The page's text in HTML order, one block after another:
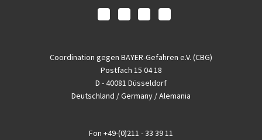
Coordination gegen BAYER-Gefahren e.V. (CBG)
Postfach 15 04 18
D - 40081 Düsseldorf
Deutschland / Germany / Alemania
Fon +49-(0)211 - 33 39 11